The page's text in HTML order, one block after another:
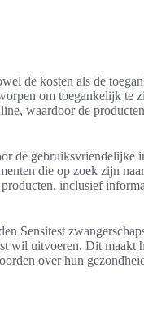
de kosten als de
om toegankelijk te
waardoor de
de gebruiksvriendelijke
die op zoek zijn
inclusief
Sensitest
wil uitvoeren. Dit maakt
over hun